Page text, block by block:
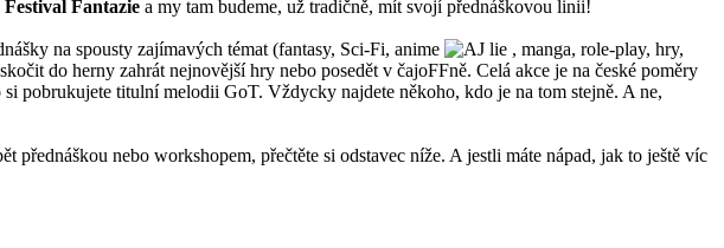
Fantazie a my tam budeme, už tradičně, mít svojí přednáškovou linii!
na spousty zajímavých témat (fantasy, Sci-Fi, anime
, manga, role-play, hry,
do herny zahrát nejnovější hry nebo posedět v čajoFFně. Celá akce je na české poměry
pobrukujete titulní melodii GoT. Vždycky najdete někoho, kdo je na tom stejně. A ne,
nebo workshopem, přečtěte si odstavec níže. A jestli máte nápad, jak to ještě víc